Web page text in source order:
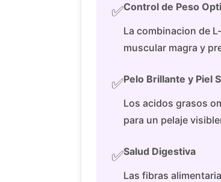
✅Control de Peso
La combinacion de
muscular magra y
✅Pelo Brillante y Piel
Los acidos grasos
para un pelaje
✅Salud Digestiva
Las fibras